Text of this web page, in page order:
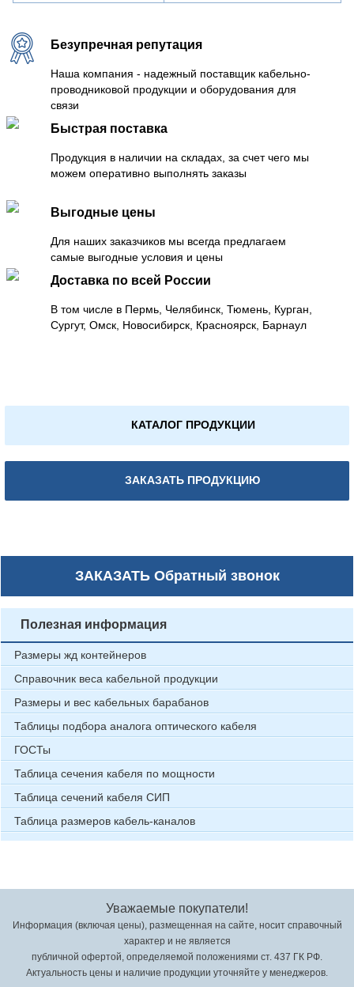
Безупречная репутация
Наша компания - надежный поставщик кабельно-
проводниковой продукции и оборудования для
связи
Быстрая поставка
Продукция в наличии на складах, за счет чего мы
можем оперативно выполнять заказы
Выгодные цены
Для наших заказчиков мы всегда предлагаем
самые выгодные условия и цены
Доставка по всей России
В том числе в Пермь, Челябинск, Тюмень, Курган,
Сургут, Омск, Новосибирск, Красноярск, Барнаул
КАТАЛОГ ПРОДУКЦИИ
ЗАКАЗАТЬ ПРОДУКЦИЮ
ЗАКАЗАТЬОбратный звонок
Полезная информация
Размеры жд контейнеров
Справочник веса кабельной продукции
Размеры и вес кабельных барабанов
Таблицы подбора аналога оптического кабеля
ГОСТы
Таблица сечения кабеля по мощности
Таблица сечений кабеля СИП
Таблица размеров кабель-каналов
Уважаемые покупатели!
Информация (включая цены), размещенная на сайте, носит справочный
характер и не является
публичной офертой, определяемой положениями ст. 437 ГК РФ.
Актуальность цены и наличие продукции уточняйте у менеджеров.